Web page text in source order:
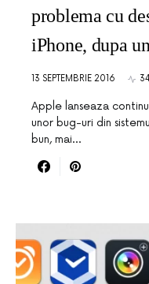
problema cu
iPhone, dupa
13 SEPTEMBRIE 2016
Apple lanseaza
unor bug-uri din
bun, mai…